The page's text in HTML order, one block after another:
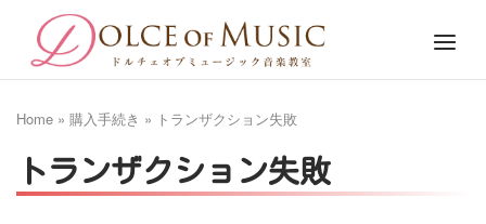
content
Home
Menu
Home » 購入手続き » トランザクション失敗
トランザクション失敗